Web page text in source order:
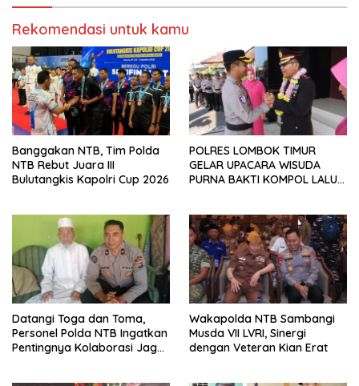
Rekomendasi untuk kamu
Banggakan NTB, Tim Polda
NTB Rebut Juara III
Bulutangkis Kapolri Cup 2026
POLRES LOMBOK TIMUR
GELAR UPACARA WISUDA
PURNA BAKTI KOMPOL LALU
Datangi Toga dan Toma,
Personel Polda NTB Ingatkan
Pentingnya Kolaborasi Jaga
Wakapolda NTB Sambangi
Musda VII LVRI, Sinergi
dengan Veteran Kian Erat